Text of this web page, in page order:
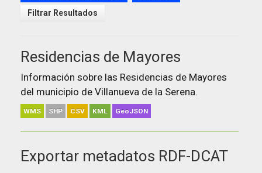
Filtrar Resultados
Residencias de Mayores
Información sobre las Residencias de Mayores
del municipio de Villanueva de la Serena.
WMS SHP CSV KML GeoJSON
Exportar metadatos RDF-DCAT